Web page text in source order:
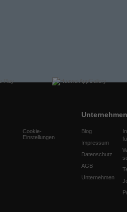
Cookie-
Einstellungen
Unternehmen
Blog
Impressum
Datenschutz
AGB
Unternehmen